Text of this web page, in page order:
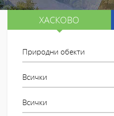
ХАСКОВО